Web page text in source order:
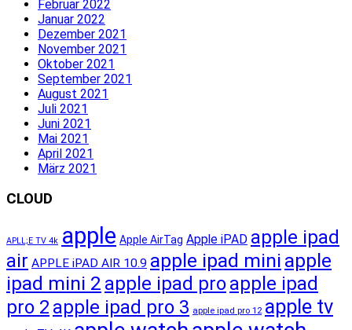
Februar 2022
Januar 2022
Dezember 2021
November 2021
Oktober 2021
September 2021
August 2021
Juli 2021
Juni 2021
Mai 2021
April 2021
März 2021
CLOUD
APLL;E TV 4k apple Apple AirTag Apple iPAD apple ipad
air APPLE iPAD AIR 10.9 apple ipad mini apple
ipad mini 2 apple ipad proapple ipad
pro 2 apple ipad pro 3 apple ipad pro 12 apple tv